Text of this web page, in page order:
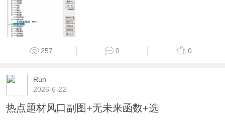
257 0 0
Run
2026-6-22
热点题材风口副图+无未来函数+选